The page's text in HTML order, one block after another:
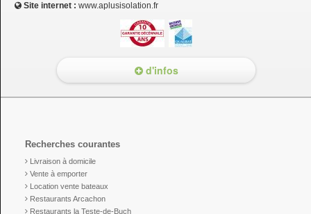
Site internet : www.aplusisolation.fr
d'infos
Recherches courantes
Livraison à domicile
Vente à emporter
Location vente bateaux
Restaurants Arcachon
Restaurants la Teste-de-Buch